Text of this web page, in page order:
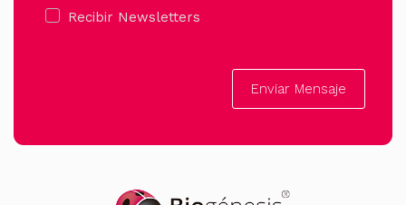
Recibir Newsletters
Enviar Mensaje